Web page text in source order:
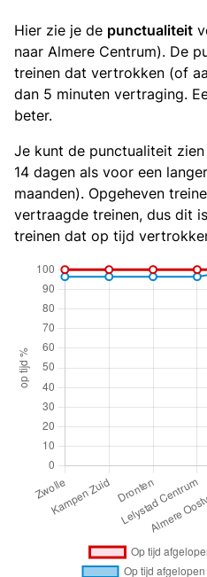
Hier zie je de punctualiteit
naar Almere Centrum). De
treinen dat vertrokken (of
dan 5 minuten vertraging.
beter.
Je kunt de punctualiteit
14 dagen als voor een
maanden). Opgeheven
vertraagde treinen, dus dit
treinen dat op tijd